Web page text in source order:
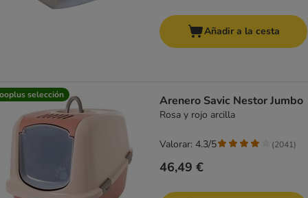
Añadir a la cesta
selección Arenero Savic Nestor Jumbo
Rosa y rojo arcilla
46,49 €
Valorar: 4.3/5 (2041)